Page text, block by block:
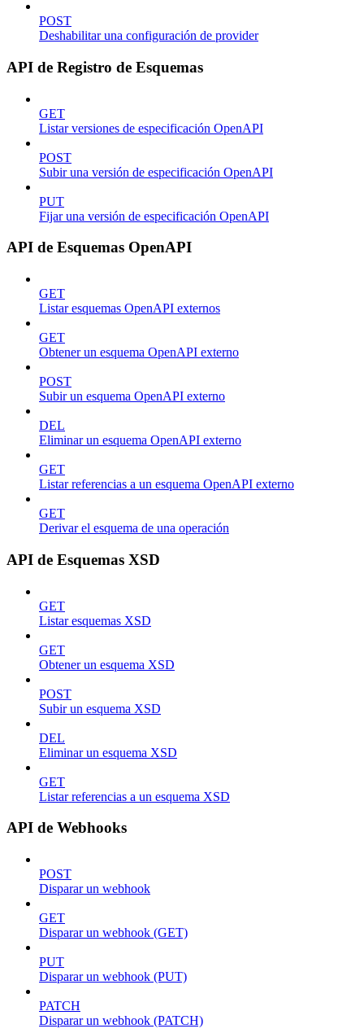
POST
Deshabilitar una configuración de provider
API de Registro de Esquemas
GET
Listar versiones de especificación OpenAPI
POST
Subir una versión de especificación OpenAPI
PUT
Fijar una versión de especificación OpenAPI
API de Esquemas OpenAPI
GET
Listar esquemas OpenAPI externos
GET
Obtener un esquema OpenAPI externo
POST
Subir un esquema OpenAPI externo
DEL
Eliminar un esquema OpenAPI externo
GET
Listar referencias a un esquema OpenAPI externo
GET
Derivar el esquema de una operación
API de Esquemas XSD
GET
Listar esquemas XSD
GET
Obtener un esquema XSD
POST
Subir un esquema XSD
DEL
Eliminar un esquema XSD
GET
Listar referencias a un esquema XSD
API de Webhooks
POST
Disparar un webhook
GET
Disparar un webhook (GET)
PUT
Disparar un webhook (PUT)
PATCH
Disparar un webhook (PATCH)